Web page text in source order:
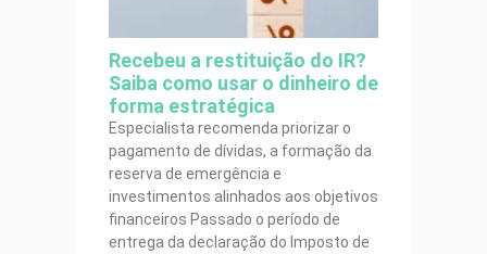
Recebeu a restituição do IR?
Saiba como usar o dinheiro de
forma estratégica
Especialista recomenda priorizar o
pagamento de dívidas, a formação da
reserva de emergência e
investimentos alinhados aos objetivos
financeiros Passado o período de
entrega da declaração do Imposto de